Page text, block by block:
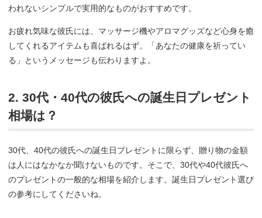
われないシンプルで実用的なものがおすすめです。
お疲れ気味な彼氏には、マッサージ機やアロマグッズなど心身を癒
してくれるアイテムも喜ばれるはず。「あなたの健康を祈ってい
る」というメッセージも伝わりますよ。
2. 30代・40代の彼氏への誕生日プレゼント
相場は？
30代、40代の彼氏への誕生日プレゼントに限らず、贈り物の金額
は人にはなかなか聞けないものです。そこで、30代や40代彼氏へ
のプレゼントの一般的な相場を紹介します。誕生日プレゼント選び
の参考にしてくださいね。